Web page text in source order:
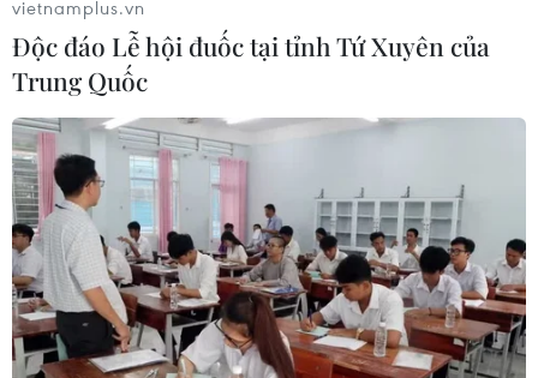
vietnamplus.vn
Độc đáo Lễ hội đuốc tại tỉnh Tứ Xuyên của
Trung Quốc